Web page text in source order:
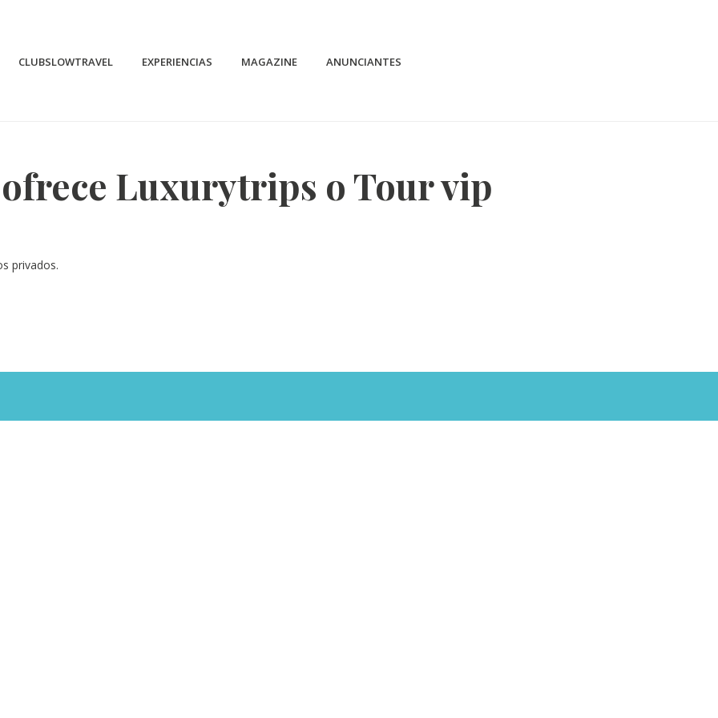
CLUBSLOWTRAVEL EXPERIENCIAS MAGAZINE ANUNCIANTES
Luxurytrips o Tour vip
privados.